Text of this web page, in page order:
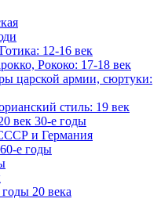
12-16 век
Рококо: 17-18 век
царской армии, сюртуки:
стиль: 19 век
век 30-е годы
и Германия
е годы
20 века